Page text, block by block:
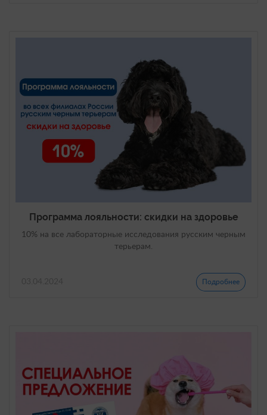
Программа лояльности: скидки на здоровье
10% на все лабораторные исследования русским черным
терьерам.
Подробнее